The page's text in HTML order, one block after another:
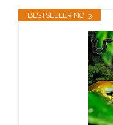
BESTSELLER NO. 3